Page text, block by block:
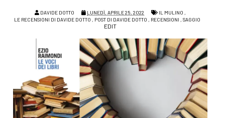
DAVIDE DOTTO LUNEDÌ, APRILE 25, 2022 IL MULINO ,
LE RECENSIONI DI DAVIDE DOTTO , POST DI DAVIDE DOTTO , RECENSIONI ,SAGGIO
EDIT